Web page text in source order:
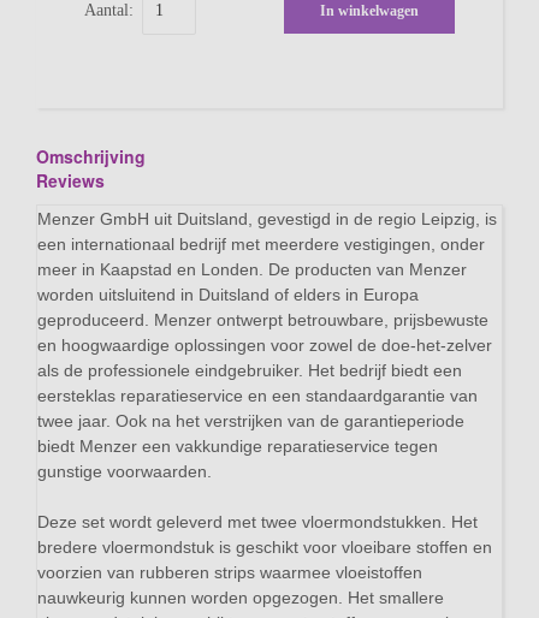
Aantal: In winkelwagen
Omschrijving
Reviews
Menzer GmbH uit Duitsland, gevestigd in de regio Leipzig, is
een internationaal bedrijf met meerdere vestigingen, onder
meer in Kaapstad en Londen. De producten van Menzer
worden uitsluitend in Duitsland of elders in Europa
geproduceerd. Menzer ontwerpt betrouwbare, prijsbewuste
en hoogwaardige oplossingen voor zowel de doe-het-zelver
als de professionele eindgebruiker. Het bedrijf biedt een
eersteklas reparatieservice en een standaardgarantie van
twee jaar. Ook na het verstrijken van de garantieperiode
biedt Menzer een vakkundige reparatieservice tegen
gunstige voorwaarden.
Deze set wordt geleverd met twee vloermondstukken. Het
bredere vloermondstuk is geschikt voor vloeibare stoffen en
voorzien van rubberen strips waarmee vloeistoffen
nauwkeurig kunnen worden opgezogen. Het smallere